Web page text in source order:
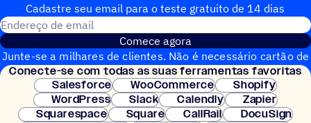
Cadastre seu email para o teste gratuito de 14 dias
Comece agora
Junte-se a milhares de clientes. Não é necessário cartão de
crédito. Configuração instantânea.
Conecte-se com todas as suas ferramentas favoritas
Salesforce
WooCommerce
Shopify
WordPress
Slack Calendly
Zapier
Squarespace
Square CallRail
DocuSign